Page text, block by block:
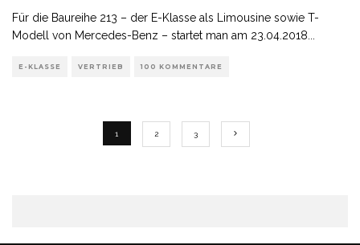
Für die Baureihe 213 – der E-Klasse als Limousine sowie T-
Modell von Mercedes-Benz – startet man am 23.04.2018
E-KLASSE VERTRIEB 100 KOMMENTARE
1 2 3